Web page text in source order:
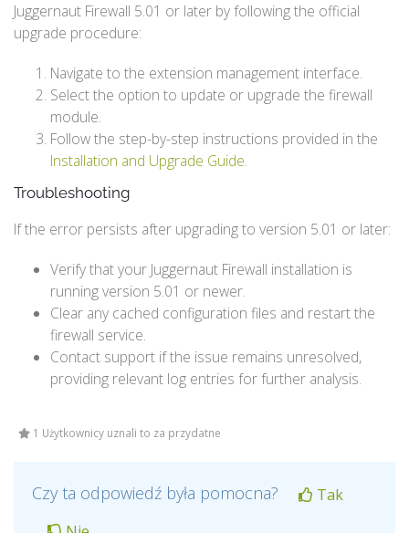
Juggernaut Firewall 5.01 or later by following the official
upgrade procedure:
Navigate to the extension management interface.
Select the option to update or upgrade the firewall
module.
Follow the step-by-step instructions provided in the
Installation and Upgrade Guide.
Troubleshooting
If the error persists after upgrading to version 5.01 or later:
Verify that your Juggernaut Firewall installation is
running version 5.01 or newer.
Clear any cached configuration files and restart the
firewall service.
Contact support if the issue remains unresolved,
providing relevant log entries for further analysis.
1 Użytkownicy uznali to za przydatne
Czy ta odpowiedź była pomocna?
Tak